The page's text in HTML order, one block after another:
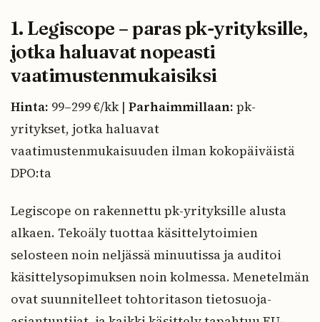
1. Legiscope – paras pk-yrityksille,
jotka haluavat nopeasti
vaatimustenmukaisiksi
Hinta: 99–299 €/kk | Parhaimmillaan: pk-
yritykset, jotka haluavat
vaatimustenmukaisuuden ilman kokopäiväistä
DPO:ta
Legiscope on rakennettu pk-yrityksille alusta
alkaen. Tekoäly tuottaa käsittelytoimien
selosteen noin neljässä minuutissa ja auditoi
käsittelysopimuksen noin kolmessa. Menetelmän
ovat suunnitelleet tohtoritason tietosuoja-